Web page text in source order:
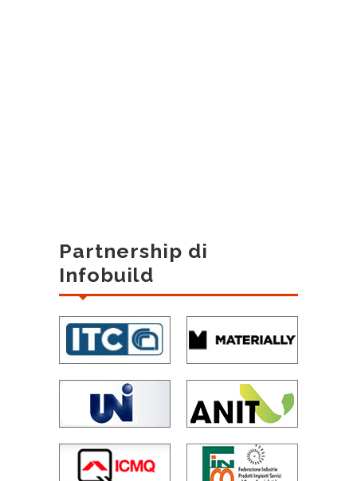
Partnership di
Infobuild